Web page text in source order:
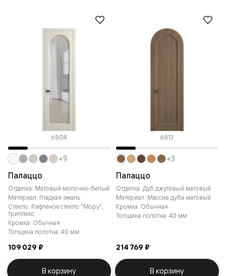
6804
Палаццо
Отделка: Матовый молочно-белый
Материал: Гладкая эмаль
Стекло: Рифлёное стекло "Мору",
триплекс
Кромка: Обычная
Толщина полотна: 40 мм
109 029 ₽
+9
В корзину
6813
Палаццо
Отделка: Дуб джутовый матовый
Материал: Массив дуба матовый
Кромка: Обычная
Толщина полотна: 40 мм
214 769 ₽
+3
В корзину